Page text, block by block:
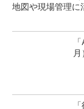
地図や現場管理に
月